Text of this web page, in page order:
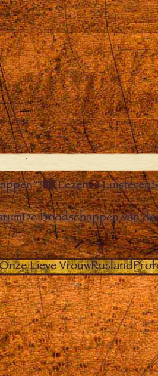
Lezen Luisteren
De Boodschappen van
Lieve VrouwRusland